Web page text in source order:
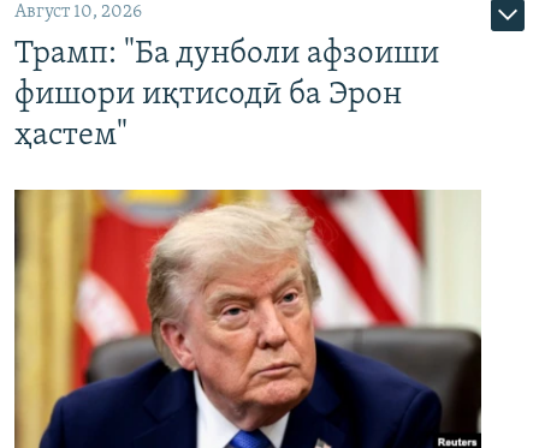
Август 10, 2026
Трамп: "Ба дунболи афзоиши
фишори иқтисодӣ ба Эрон
ҳастем"